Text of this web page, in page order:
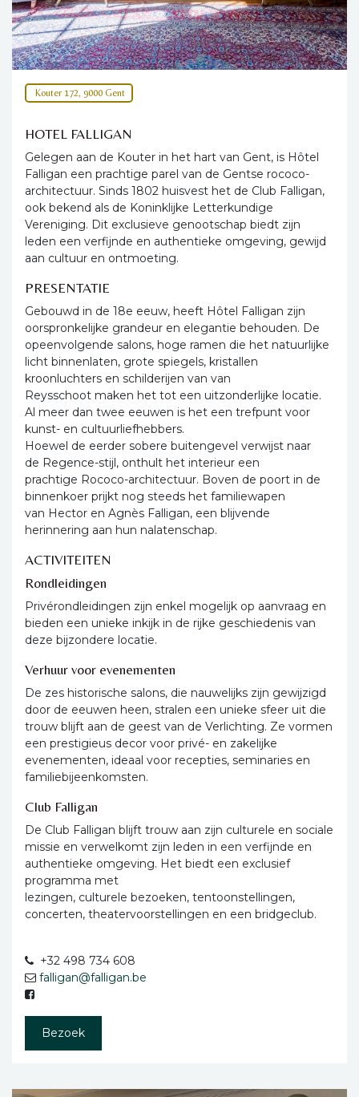
Kouter 172, 9000 Gent
HOTEL FALLIGAN
Gelegen aan de Kouter in het hart van Gent, is Hôtel
Falligan een prachtige parel van de Gentse rococo-
architectuur. Sinds 1802 huisvest het de Club Falligan,
ook bekend als de Koninklijke Letterkundige
Vereniging. Dit exclusieve genootschap biedt zijn
leden een verfijnde en authentieke omgeving, gewijd
aan cultuur en ontmoeting.
PRESENTATIE
Gebouwd in de 18e eeuw, heeft Hôtel Falligan zijn
oorspronkelijke grandeur en elegantie behouden. De
opeenvolgende salons, hoge ramen die het natuurlijke
licht binnenlaten, grote spiegels, kristallen
kroonluchters en schilderijen van van
Reysschoot maken het tot een uitzonderlijke locatie.
Al meer dan twee eeuwen is het een trefpunt voor
kunst- en cultuurliefhebbers.
Hoewel de eerder sobere buitengevel verwijst naar
de Regence-stijl, onthult het interieur een
prachtige Rococo-architectuur. Boven de poort in de
binnenkoer prijkt nog steeds het familiewapen
van Hector en Agnès Falligan, een blijvende
herinnering aan hun nalatenschap.
ACTIVITEITEN
Rondleidingen
Privérondleidingen zijn enkel mogelijk op aanvraag en
bieden een unieke inkijk in de rijke geschiedenis van
deze bijzondere locatie.
Verhuur voor evenementen
De zes historische salons, die nauwelijks zijn gewijzigd
door de eeuwen heen, stralen een unieke sfeer uit die
trouw blijft aan de geest van de Verlichting. Ze vormen
een prestigieus decor voor privé- en zakelijke
evenementen, ideaal voor recepties, seminaries en
familiebijeenkomsten.
Club Falligan
De Club Falligan blijft trouw aan zijn culturele en sociale
missie en verwelkomt zijn leden in een verfijnde en
authentieke omgeving. Het biedt een exclusief
programma met
lezingen, culturele bezoeken, tentoonstellingen,
concerten, theatervoorstellingen en een bridgeclub.
+32 498 734 608
falligan@falligan.be
Bezoek